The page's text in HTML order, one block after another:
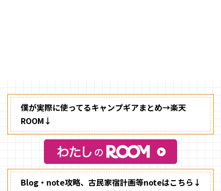
僕が実際に使ってるキャンプギアまとめ→楽天
ROOM↓
Blog・note攻略、古民家宿計画等noteはこちら↓